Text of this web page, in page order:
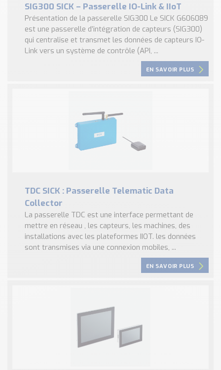
SIG300 SICK – Passerelle IO-Link & IIoT
Présentation de la passerelle SIG300 Le SICK G606089
est une passerelle d’intégration de capteurs (SIG300)
qui centralise et transmet les données de capteurs IO-
Link vers un système de contrôle (API, ...
EN SAVOIR PLUS
TDC SICK : Passerelle Telematic Data
Collector
La passerelle TDC est une interface permettant de
mettre en réseau , les capteurs, les machines, des
installations avec les plateformes IIOT. les données
sont transmises via une connexion mobiles, ...
EN SAVOIR PLUS